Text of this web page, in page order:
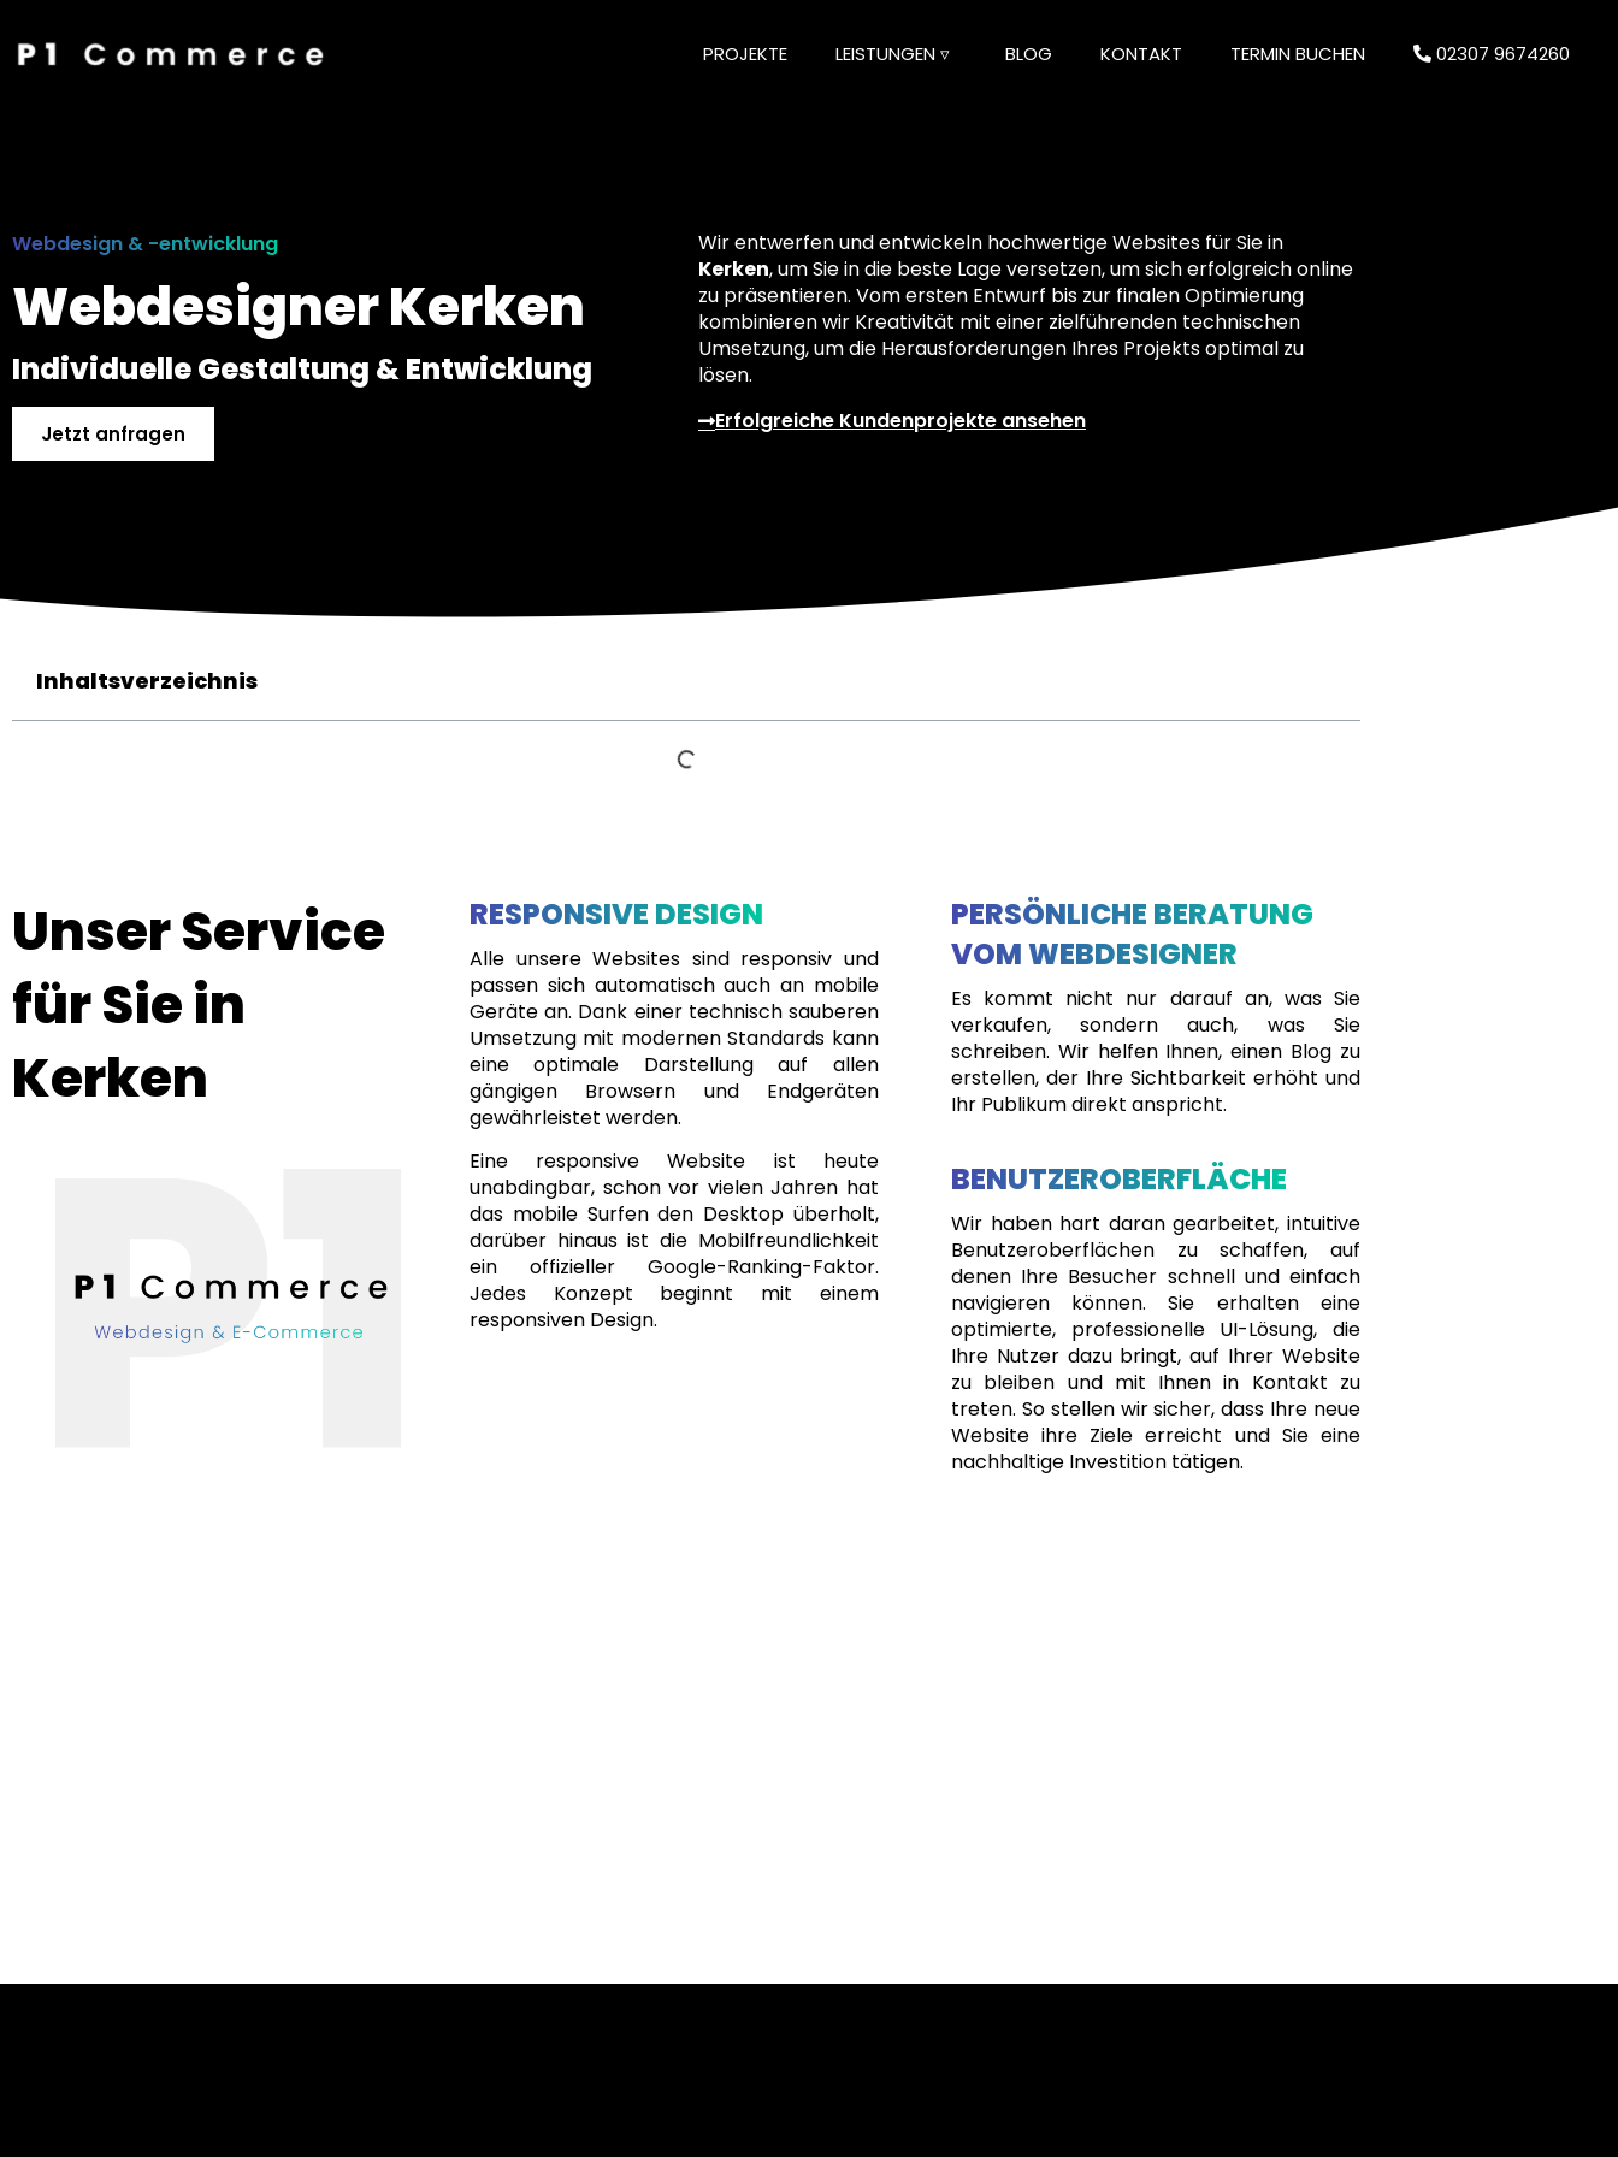
PROJEKTE LEISTUNGEN ▿ BLOG KONTAKT TERMIN BUCHEN 02307 9674260
Webdesign & -entwicklung
Webdesigner Kerken
Individuelle Gestaltung & Entwicklung
Jetzt anfragen
Wir entwerfen und entwickeln hochwertige Websites für Sie in
Kerken, um Sie in die beste Lage versetzen, um sich erfolgreich online
zu präsentieren. Vom ersten Entwurf bis zur finalen Optimierung
kombinieren wir Kreativität mit einer zielführenden technischen
Umsetzung, um die Herausforderungen Ihres Projekts optimal zu
lösen.
Erfolgreiche Kundenprojekte ansehen
Inhaltsverzeichnis
Unser Service
für Sie in
Kerken
RESPONSIVE DESIGN
Alle unsere Websites sind responsiv und
passen sich automatisch auch an mobile
Geräte an. Dank einer technisch sauberen
Umsetzung mit modernen Standards kann
eine optimale Darstellung auf allen
gängigen Browsern und Endgeräten
gewährleistet werden.
Eine responsive Website ist heute
unabdingbar, schon vor vielen Jahren hat
das mobile Surfen den Desktop überholt,
darüber hinaus ist die Mobilfreundlichkeit
ein offizieller Google-Ranking-Faktor.
Jedes Konzept beginnt mit einem
responsiven Design.
PERSÖNLICHE BERATUNG
VOM WEBDESIGNER
Es kommt nicht nur darauf an, was Sie
verkaufen, sondern auch, was Sie
schreiben. Wir helfen Ihnen, einen Blog zu
erstellen, der Ihre Sichtbarkeit erhöht und
Ihr Publikum direkt anspricht.
BENUTZEROBERFLÄCHE
Wir haben hart daran gearbeitet, intuitive
Benutzeroberflächen zu schaffen, auf
denen Ihre Besucher schnell und einfach
navigieren können. Sie erhalten eine
optimierte, professionelle UI-Lösung, die
Ihre Nutzer dazu bringt, auf Ihrer Website
zu bleiben und mit Ihnen in Kontakt zu
treten. So stellen wir sicher, dass Ihre neue
Website ihre Ziele erreicht und Sie eine
nachhaltige Investition tätigen.